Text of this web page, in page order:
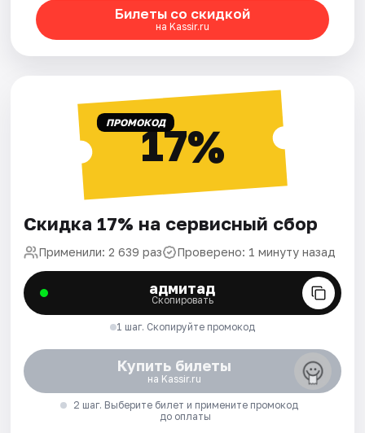
Билеты со скидкой
на Kassir.ru
ПРОМОКОД17%
Скидка 17% на сервисный сбор
Применили: 2 639 раз Проверено: 1 минуту назад
адмитад
Скопировать
1 шаг. Скопируйте промокод
Купить билеты
на Kassir.ru
2 шаг. Выберите билет и примените промокод
до оплаты